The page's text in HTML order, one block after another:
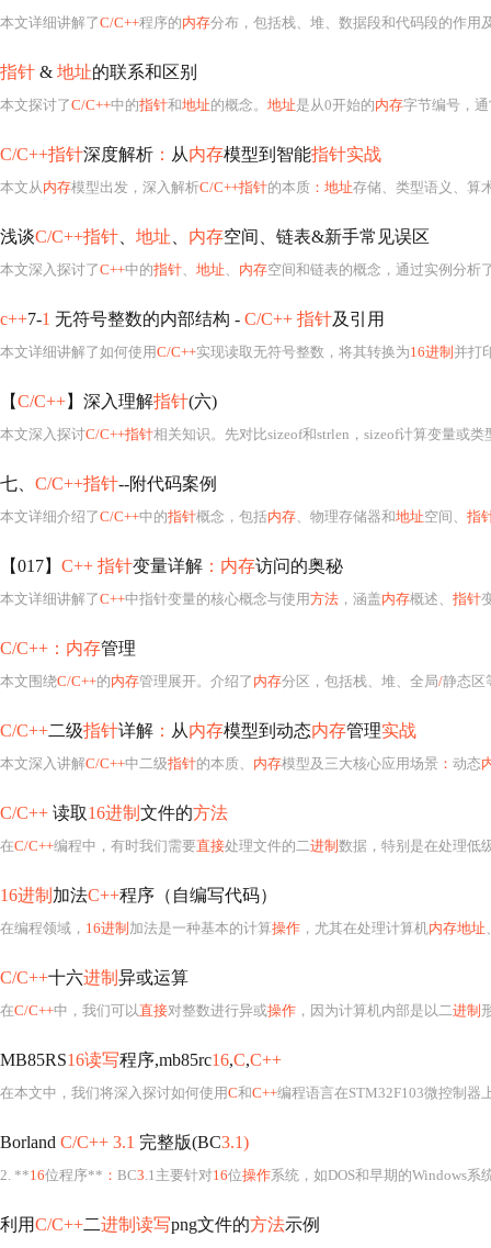
本文详细讲解了C/C++程序的内存分布，包括栈、堆、数据段和代码段的作用
指针 & 地址的联系和区别
本文探讨了C/C++中的指针和地址的概念。 地址是从0开始的内存字节编号，
C/C++指针深度解析 ： 从内存模型到智能指针实战
本文从内存模型出发，深入解析C/C++指针的本质 ：地址存储、类型语义、算
浅谈C/C++指针 地址 内存空间、链表&新手常见误区
本文深入探讨了C++中的指针、 地址、 内存空间和链表的概念，通过实例分析
c++7-1 无符号整数的内部结构 - C/C++ 指针及引用
本文详细讲解了如何使用C/C++实现读取无符号整数，将其转换为16进制 并打印，以及
【C/C++】深入理解指针(六)
本文深入探讨C/C++指针相关知识。先对比sizeof和strlen，sizeof计算变量或类
七、 C/C++指针--附代码案例
本文详细介绍了C/C++中的指针概念，包括内存、物理存储器和地址空间、 指
【017】 C++ 指针变量详解 ：内存访问的奥秘
本文详细讲解了C++中指针变量的核心概念与使用方法 ，涵盖内存概述、 指针
C/C++：内存管理
本文围绕C/C++的内存管理展开。介绍了 内存分区，包括栈、堆、全局/静态区
C/C++二级指针详解 ： 从内存模型到动态内存管理实战
本文深入讲解C/C++中二级指针的本质、 内存模型及三大核心应用场景 ： 动态
C/C++ 读取16进制 文件的方法
在C/C++编程中，有时我们需要直接处理文件的二进制 数据，特别是在处理低
16进制 加法C++程序（自编写代码）
在编程领域， 16进制 加法是一种基本的计算操作 ，尤其在处理计算机内存地址
C/C++十六进制 异或运算
在C/C++中，我们可以直接对整数进行异或操作 ，因为计算机内部是以二进制
MB85RS16读写程序,mb85rc16,C,C++
在本文中，我们将深入探讨如何使用C和C++编程语言在STM32F103微控制器
Borland C/C++ 3.1 完整版(BC3.1)
2. **16位程序** ： BC3.1主要针对16位操作系统，如DOS和早期的Windows系
利用C/C++二进制读写png文件的方法示例